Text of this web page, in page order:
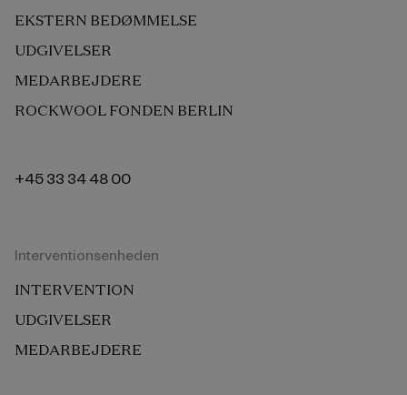
EKSTERN BEDØMMELSE
UDGIVELSER
MEDARBEJDERE
ROCKWOOL FONDEN BERLIN
+45 33 34 48 00
Interventionsenheden
INTERVENTION
UDGIVELSER
MEDARBEJDERE